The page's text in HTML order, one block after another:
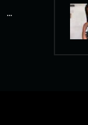
...